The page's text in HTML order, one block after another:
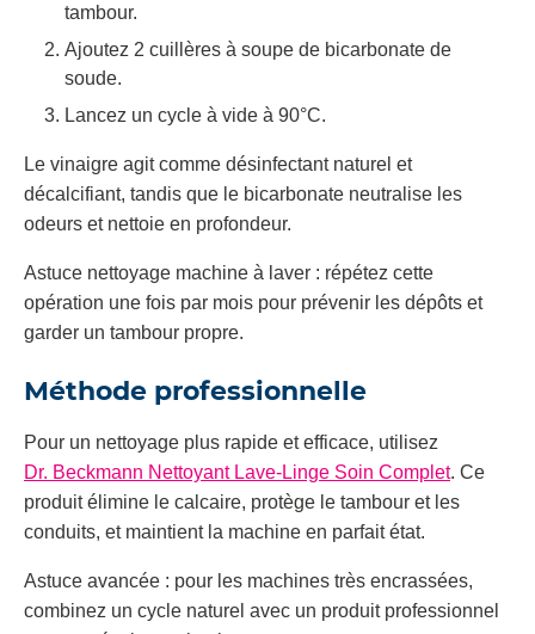
tambour.
Ajoutez 2 cuillères à soupe de bicarbonate de
soude.
Lancez un cycle à vide à 90°C.
Le vinaigre agit comme désinfectant naturel et
décalcifiant, tandis que le bicarbonate neutralise les
odeurs et nettoie en profondeur.
Astuce nettoyage machine à laver : répétez cette
opération une fois par mois pour prévenir les dépôts et
garder un tambour propre.
Méthode professionnelle
Pour un nettoyage plus rapide et efficace, utilisez
Dr. Beckmann Nettoyant Lave-Linge Soin Complet. Ce
produit élimine le calcaire, protège le tambour et les
conduits, et maintient la machine en parfait état.
Astuce avancée : pour les machines très encrassées,
combinez un cycle naturel avec un produit professionnel